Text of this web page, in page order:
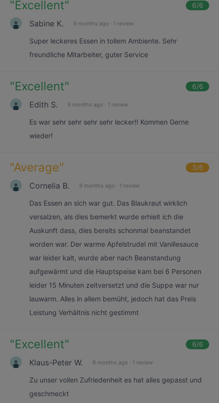
"Excellent" 6/6
Sabine K. 9 months ago · 1 review
Super leckeres Essen in tollem Ambiente. Sehr
freundliche Mitarbeiter, guter Service
"Excellent" 6/6
Edith S. 9 months ago · 1 review
Es war sehr sehr sehr sehr lecker!! Kommen Gerne
wieder!
"Average" 3/6
Cornelia B. 9 months ago · 1 review
Das Essen an sich war gut. Das Blaukraut wirklich
versalzen, als dies bemerkt wurde erhielt ich die
Auskunft dass, dies bereits schonmal beanstandet
worden war. Der warme Apfelstrudel mit Vanillesauce
war leider kalt, wurde aber nach Beanstandung
aufgewärmt und die Hauptspeise kam bei 6 Personen
leider 15 Minuten zeitversetzt und die Suppe war nur
lauwarm. Alles in allem bemüht, jedoch hat das Preis
Leistung Verhältnis nicht gestimmt
"Excellent" 6/6
Klaus-Peter W. 9 months ago · 1 review
Zu unser vollen Zufriedenheit es hat alles gepasst und
geschmeckt